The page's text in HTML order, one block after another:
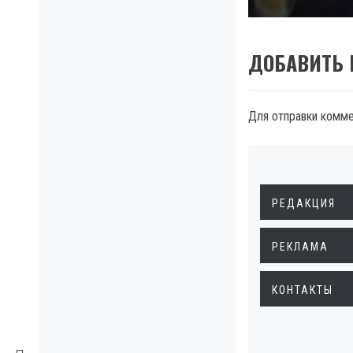
ДОБАВИТЬ
Для отправки
РЕДАКЦИЯ
РЕКЛАМА
КОНТАКТЫ